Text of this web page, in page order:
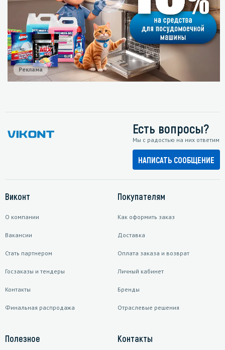
Реклама
Есть вопросы?
Мы с радостью на них ответим
НАПИСАТЬ СООБЩЕНИЕ
Виконт
О компании
Вакансии
Стать партнером
Госзаказы и тендеры
Контакты
Финальная распродажа
Покупателям
Как оформить заказ
Доставка
Оплата заказа и возврат
Личный кабинет
Бренды
Отраслевые решения
Полезное Контакты